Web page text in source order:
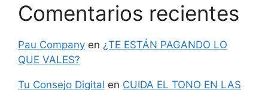
Comentarios recientes
Pau Company en ¿TE ESTÁN PAGANDO LO
QUE VALES?
Tu Consejo Digital en CUIDA EL TONO EN LAS